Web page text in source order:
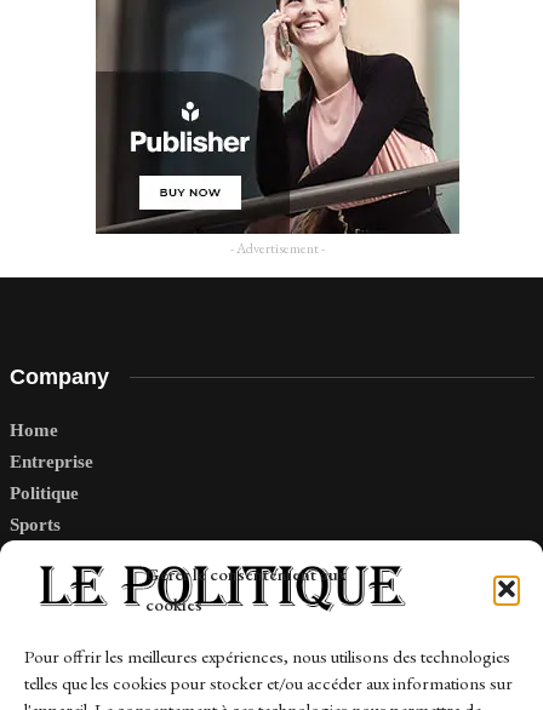
Gérer le consentement aux
cookies
Pour offrir les meilleures expériences, nous utilisons des technologies
telles que les cookies pour stocker et/ou accéder aux informations sur
- Advertisement -
Company
Home
Entreprise
Politique
Sports
Links